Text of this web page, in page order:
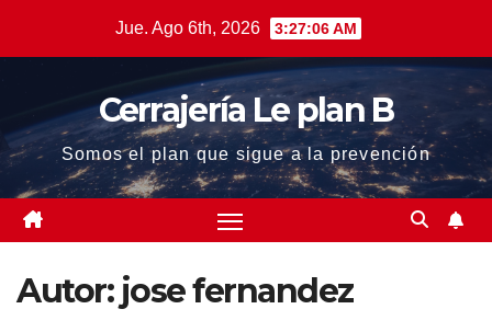
Jue. Ago 6th, 2026 3:27:07 AM
Cerrajería Le plan B
Somos el plan que sigue a la prevención
Autor: jose fernandez